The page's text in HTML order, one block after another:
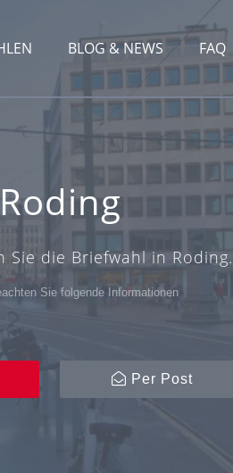
BLOG & NEWS FAQ
Roding
Sie die Briefwahl in Roding.
Sie folgende Informationen
Per Post